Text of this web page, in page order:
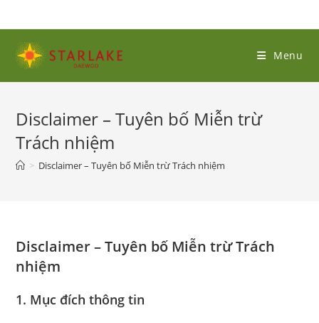
Menu
Disclaimer – Tuyên bố Miễn trừ
Trách nhiệm
> Disclaimer – Tuyên bố Miễn trừ Trách nhiệm
Disclaimer – Tuyên bố Miễn trừ Trách
nhiệm
1. Mục đích thông tin